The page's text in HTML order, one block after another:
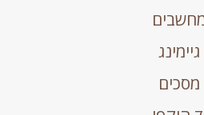
גיימינג
מסכים